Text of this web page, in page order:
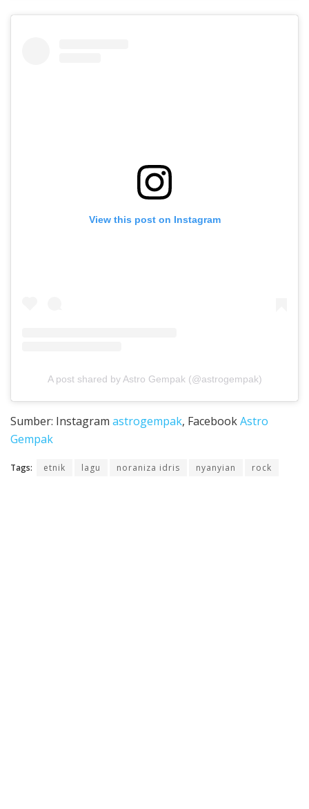
View this post on Instagram
A post shared by Astro Gempak (@astrogempak)
Sumber: Instagram astrogempak, FacebookAstro
Gempak
Tags: etnik lagu noraniza idris nyanyian rock